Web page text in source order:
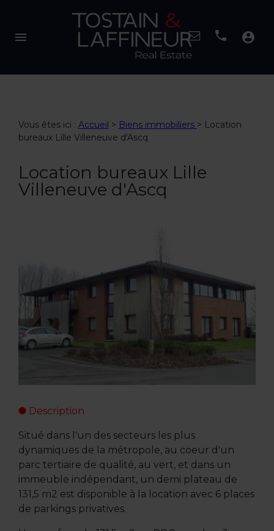
menu account_circle
Vous êtes ici : Accueil > Biens immobiliers > Location
bureaux Lille Villeneuve d'Ascq
Location bureaux Lille
Villeneuve d'Ascq
Description
Situé dans l'un des secteurs les plus
dynamiques de la métropole, au coeur d'un
parc tertiaire de qualité, au vert, et dans un
immeuble indépendant, un demi plateau de
131,5 m2 est disponible à la location avec 6 places
de parkings privatives.